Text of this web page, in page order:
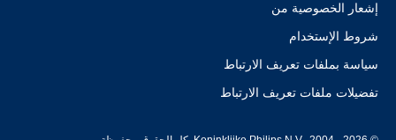
إشعار الخصوصية من
شروط الإستخدام
سياسة بملفات تعريف الارتباط
تفضيلات ملفات تعريف الارتباط